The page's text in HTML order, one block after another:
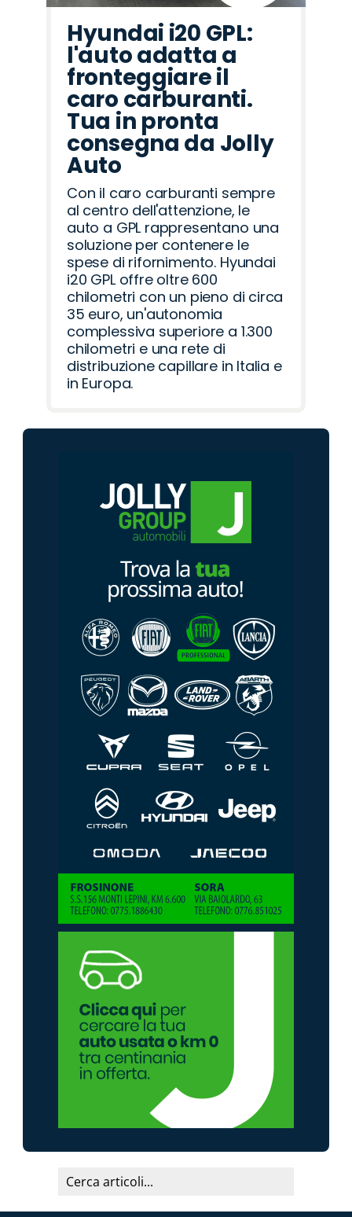
Hyundai i20 GPL:
l'auto adatta a
fronteggiare il
caro carburanti.
Tua in pronta
consegna da Jolly
Auto
Con il caro carburanti sempre
al centro dell'attenzione, le
auto a GPL rappresentano una
soluzione per contenere le
spese di rifornimento. Hyundai
i20 GPL offre oltre 600
chilometri con un pieno di circa
35 euro, un'autonomia
complessiva superiore a 1.300
chilometri e una rete di
distribuzione capillare in Italia e
in Europa.